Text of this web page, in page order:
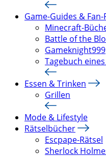
Game-Guides &
Minecraft-
Battle of the
Gameknight999
Tagebuch
Essen & Trinken
Grillen
Mode & Lifestyle
Rätselbücher
Escpape-Rätsel
Sherlock